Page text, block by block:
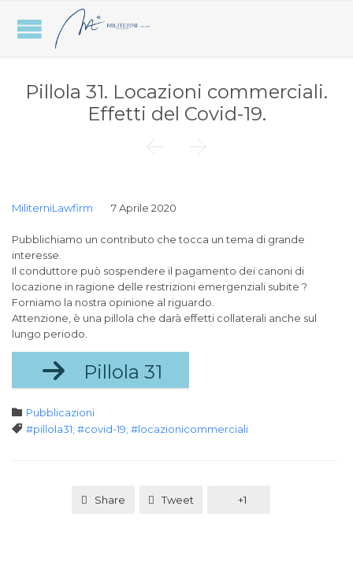
Pillola 31. Locazioni commerciali.
Effetti del Covid-19.
 
MiliterniLawfirm 7 Aprile 2020
Pubblichiamo un contributo che tocca un tema di grande
interesse.
Il conduttore può sospendere il pagamento dei canoni di
locazione in ragione delle restrizioni emergenziali subite ?
Forniamo la nostra opinione al riguardo.
Attenzione, è una pillola che darà effetti collaterali anche sul
lungo periodo.
 Pillola 31
 Category
Pubblicazioni
 Tags
#pillola31; #covid-19; #locazionicommerciali
Share Tweet +1